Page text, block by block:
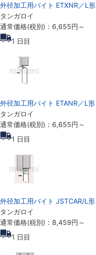
外径加工用バイト ETXNR／L形
タンガロイ
通常価格(税別)： 6,655円 ～
1 日目
外径加工用バイト ETANR／L形
タンガロイ
通常価格(税別)： 6,655円 ～
1 日目
外径加工用バイト JSTCAR/L形
タンガロイ
通常価格(税別)： 8,459円 ～
1 日目